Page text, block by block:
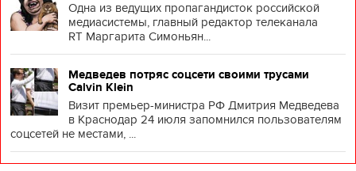
Одна из ведущих пропагандисток российской
медиасистемы, главный редактор телеканала
RT Маргарита Симоньян...
Медведев потряс соцсети своими трусами
Calvin Klein
Визит премьер-министра РФ Дмитрия Медведева
в Краснодар 24 июля запомнился пользователям
соцсетей не местами, ...